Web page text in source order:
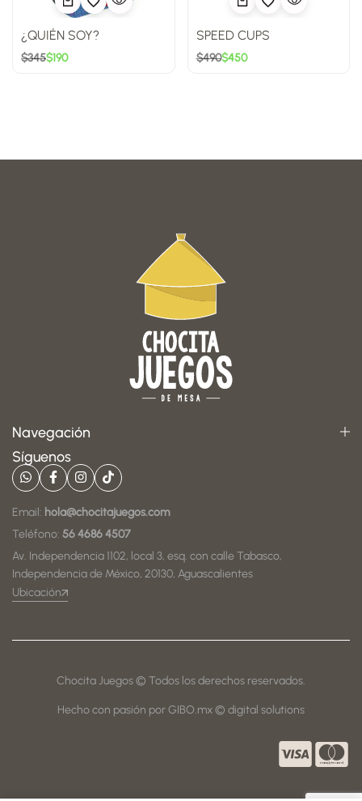
¿QUIÉN SOY?
$345$190
SPEED CUPS
$490$450
Navegación
Síguenos
Email: hola@chocitajuegos.com
Teléfono: 56 4686 4507
Av. Independencia 1102, local 3, esq. con calle Tabasco,
Independencia de México, 20130, Aguascalientes
Ubicación
Chocita Juegos © Todos los derechos reservados.
Hecho con pasión por GIBO.mx © digital solutions